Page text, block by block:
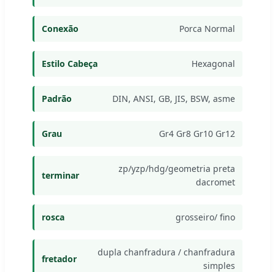
Conexão Porca Normal
Estilo Cabeça Hexagonal
Padrão DIN, ANSI, GB, JIS, BSW, asme
Grau Gr4 Gr8 Gr10 Gr12
terminar
zp/yzp/hdg/geometria preta
dacromet
rosca grosseiro/ fino
fretador
dupla chanfradura / chanfradura
simples